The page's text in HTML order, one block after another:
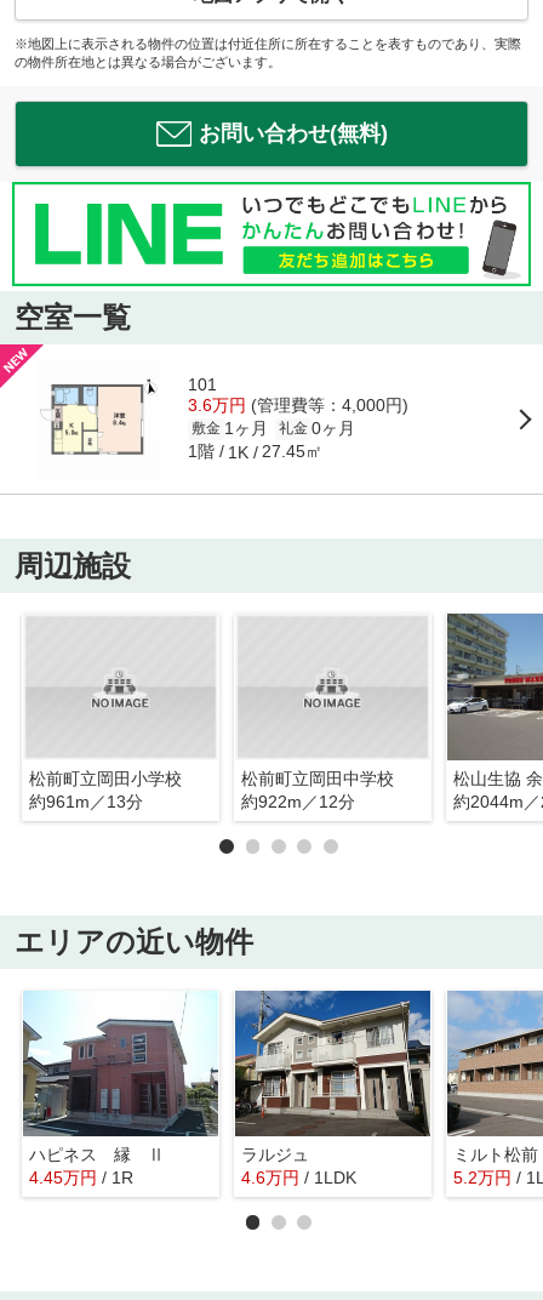
※地図上に表示される物件の位置は付近住所に所在することを表すものであり、実際
の物件所在地とは異なる場合がございます。
お問い合わせ(無料)
空室一覧
101
3.6万円 (管理費等：4,000円)
敷金 1ヶ月 礼金 0ヶ月
1階 1K 27.45㎡
周辺施設
松前町立岡田小学校
約961m／13分
松前町立岡田中学校
約922m／12分
松山生協
約2044m
エリアの近い物件
ハピネス 縁 Ⅱ
4.45万円 / 1R
ラルジュ
4.6万円 / 1LDK
ミルト松
5.2万円 /